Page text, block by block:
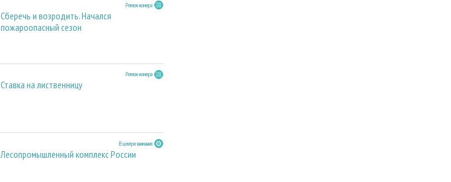
Регион номера
Сберечь и возродить. Начался
пожароопасный сезон
Регион номера
Ставка на лиственницу
В центре внимания
Лесопромышленный комплекс России